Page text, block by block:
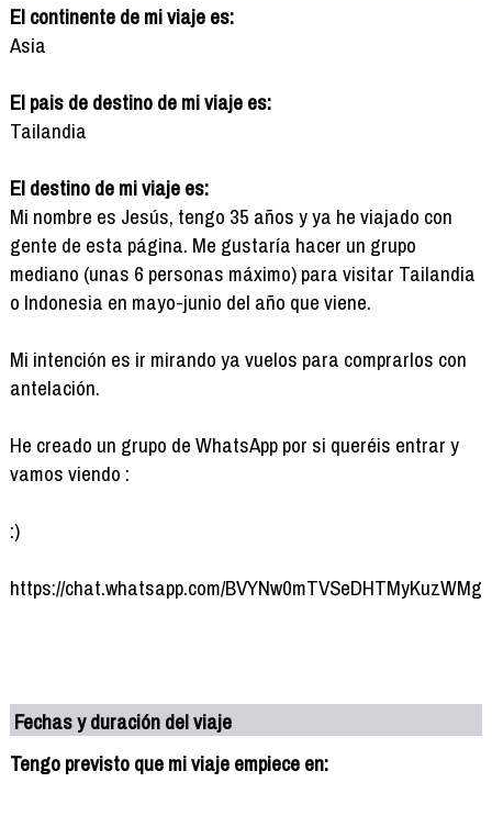
El continente de mi viaje es:
Asia
El pais de destino de mi viaje es:
Tailandia
El destino de mi viaje es:
Mi nombre es Jesús, tengo 35 años y ya he viajado con
gente de esta página. Me gustaría hacer un grupo
mediano (unas 6 personas máximo) para visitar Tailandia
o Indonesia en mayo-junio del año que viene.
Mi intención es ir mirando ya vuelos para comprarlos con
antelación.
He creado un grupo de WhatsApp por si queréis entrar y
vamos viendo :
:)
https://chat.whatsapp.com/BVYNw0mTVSeDHTMyKuzWMg
Fechas y duración del viaje
Tengo previsto que mi viaje empiece en: